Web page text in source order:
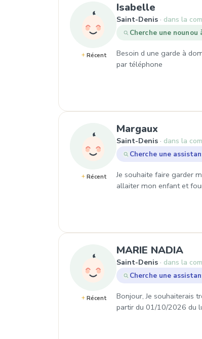
Récent
Isabelle
Saint-Denis dans la
Cherche une nounou
Besoin d une garde à
par téléphone
Récent
Margaux
Saint-Denis dans la
Cherche une
Je souhaite faire garder
allaiter mon enfant et
Récent
MARIE NADIA,
Saint-Denis dans la
Cherche une
Bonjour, Je souhaiterais
partir du 01/10/2026 du